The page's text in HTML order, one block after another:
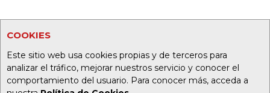
COOKIES
Este sitio web usa cookies propias y de terceros para
analizar el tráfico, mejorar nuestros servicio y conocer el
comportamiento del usuario. Para conocer más, acceda a